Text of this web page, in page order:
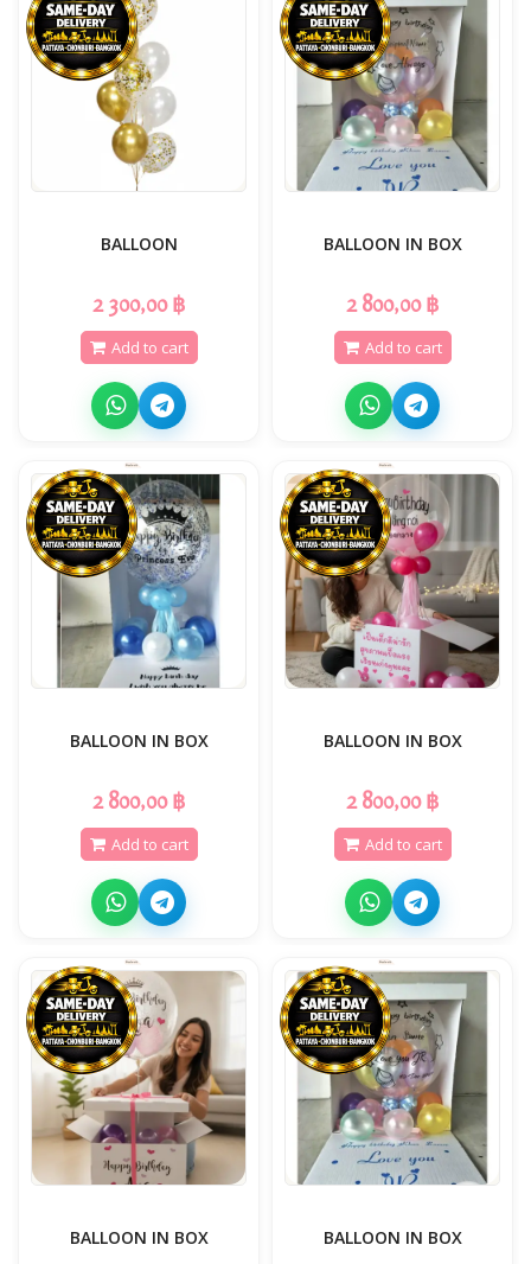
BALLOON
2 300,00 ฿
Add to cart
BALLOON IN BOX
2 800,00 ฿
Add to cart
BALLOON IN BOX
2 800,00 ฿
Add to cart
BALLOON IN BOX
2 800,00 ฿
Add to cart
BALLOON IN BOX BALLOON IN BOX